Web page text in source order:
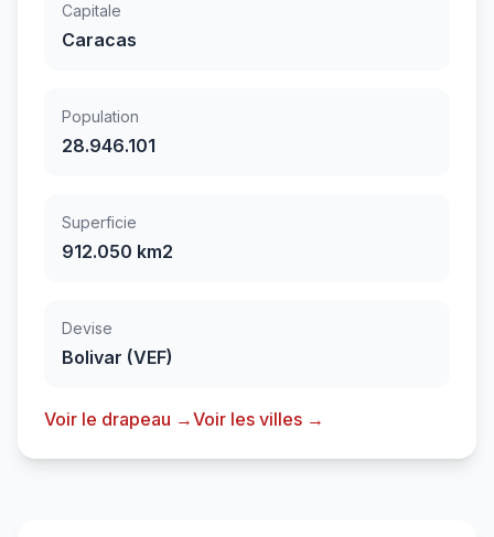
Capitale
Caracas
Population
28.946.101
Superficie
912.050 km2
Devise
Bolivar (VEF)
Voir le drapeau →Voir les villes →